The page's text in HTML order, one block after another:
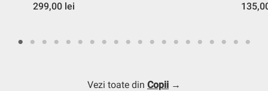
299,00 lei
Vezi toate din Copii →